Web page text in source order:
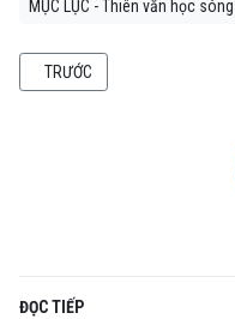
ĐỌC TIẾP
MỤC LỤC - Thiên văn học
BÀI VIẾT TRƯỚC: THÀNH
TRƯỚC